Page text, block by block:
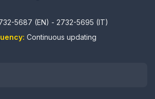
5687 (EN) - 2732-5695 (IT)
Continuous updating